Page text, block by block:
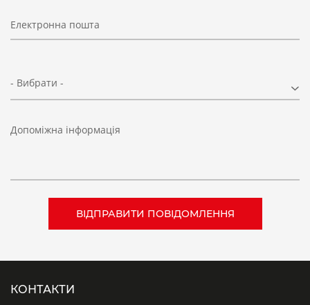
Електронна пошта
- Вибрати -
Допоміжна інформація
КОНТАКТИ